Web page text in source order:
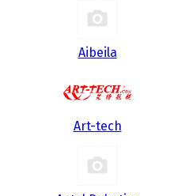
Aibeila
Art-tech